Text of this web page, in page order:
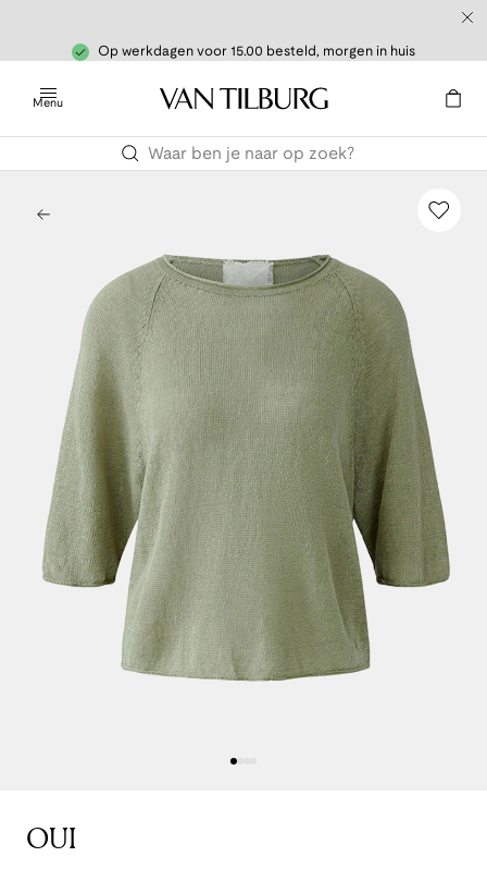
Op werkdagen voor 15.00 besteld, morgen in huis
Menu
OUI